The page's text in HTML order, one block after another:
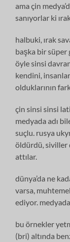
ama çin
sanıyorlar ki
halbuki, ırak
başka bir süper
öyle sinsi
kendini,
olduklarının
çin sinsi sinsi
medyada adı
suçlu. rusya
öldürdü, siviller
attılar.
dünya’da ne
varsa,
ediyor.
bu örnekler
(bri) altında